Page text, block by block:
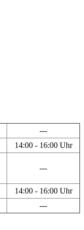
---
14:00 - 16:00 Uhr
---
14:00 - 16:00 Uhr
---